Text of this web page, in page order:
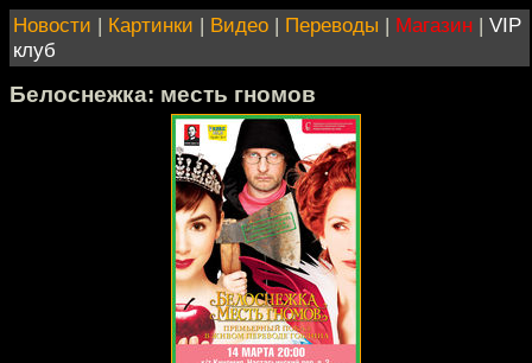
Новости | Картинки | Видео | Переводы | Магазин | VIP
клуб
Белоснежка: месть гномов